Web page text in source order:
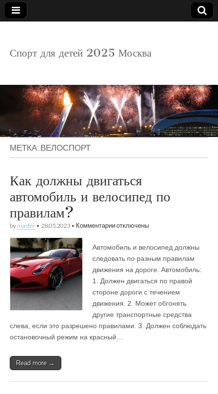
детский
Спорт для детей 2025 Москва
МЕТКА: ВЕЛОСПОРТ
Как должны двигаться
автомобиль и велосипед по
правилам?
by master • 28.05.2023 • Комментариик
должны
двигаться
автомобиль
и
велосипед
правилам?
отключены
Автомобиль и велосипед должны
следовать по разным правилам
движения на дороге. Автомобиль:
1. Должен двигаться по правой
стороне дороги с течением
движения. 2. Может обгонять
другие транспортные средства
слева, если это разрешено правилами. 3. Должен соблюдать
остановочный режим на красный…
Read more →